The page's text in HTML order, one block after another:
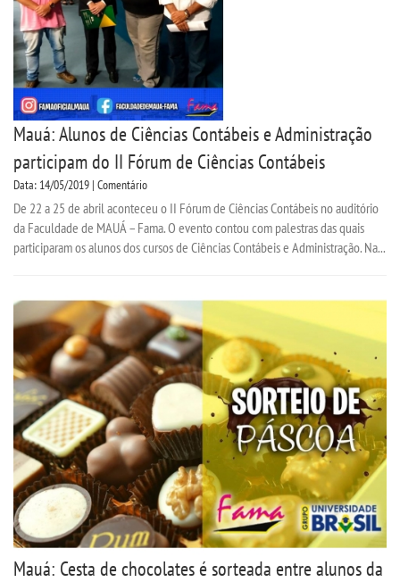
Mauá: Alunos de Ciências Contábeis e Administração
participam do II Fórum de Ciências Contábeis
Data: 14/05/2019 | Comentário
De 22 a 25 de abril aconteceu o II Fórum de Ciências Contábeis no auditório
da Faculdade de MAUÁ – Fama. O evento contou com palestras das quais
participaram os alunos dos cursos de Ciências Contábeis e Administração. Na...
Mauá: Cesta de chocolates é sorteada entre alunos da